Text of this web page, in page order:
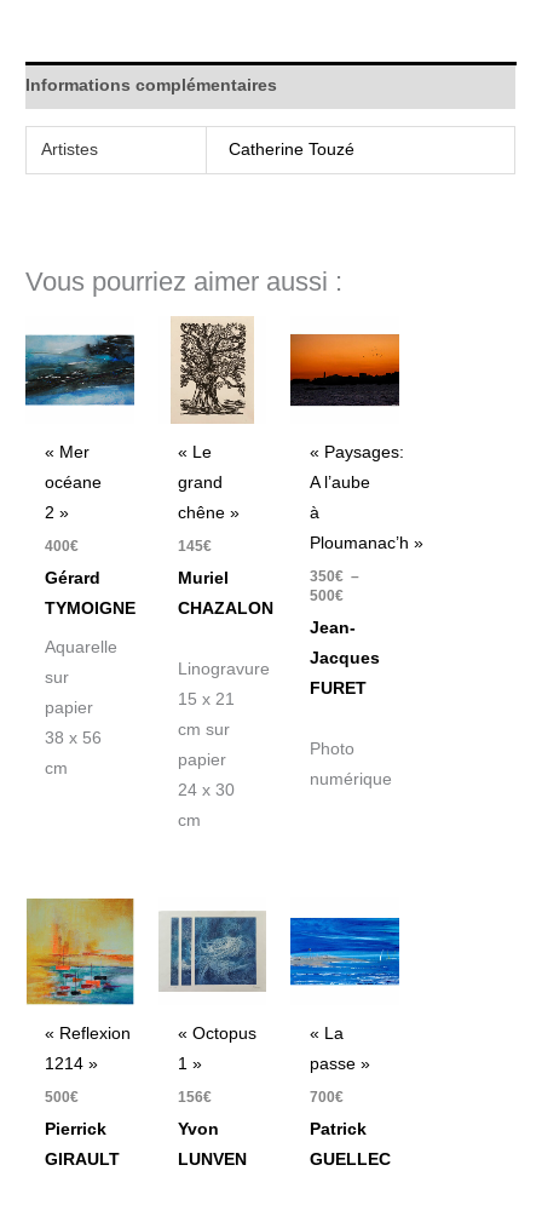
Informations complémentaires
Artistes Catherine Touzé
Vous pourriez aimer aussi :
« Mer
océane
2 »
400€
Gérard
TYMOIGNE
Aquarelle
sur
papier
38 x 56
cm
« Le
grand
chêne »
145€
Muriel
CHAZALON
Linogravure
15 x 21
cm sur
papier
24 x 30
cm
« Paysages:
A l’aube
à
Ploumanac’h »
350€ –
500€
prix :
350€
à
Jean-
Jacques
FURET
Photo
numérique
« Reflexion
1214 »
500€
Pierrick
GIRAULT
« Octopus
1 »
156€
Yvon
LUNVEN
« La
passe »
700€
Patrick
GUELLEC